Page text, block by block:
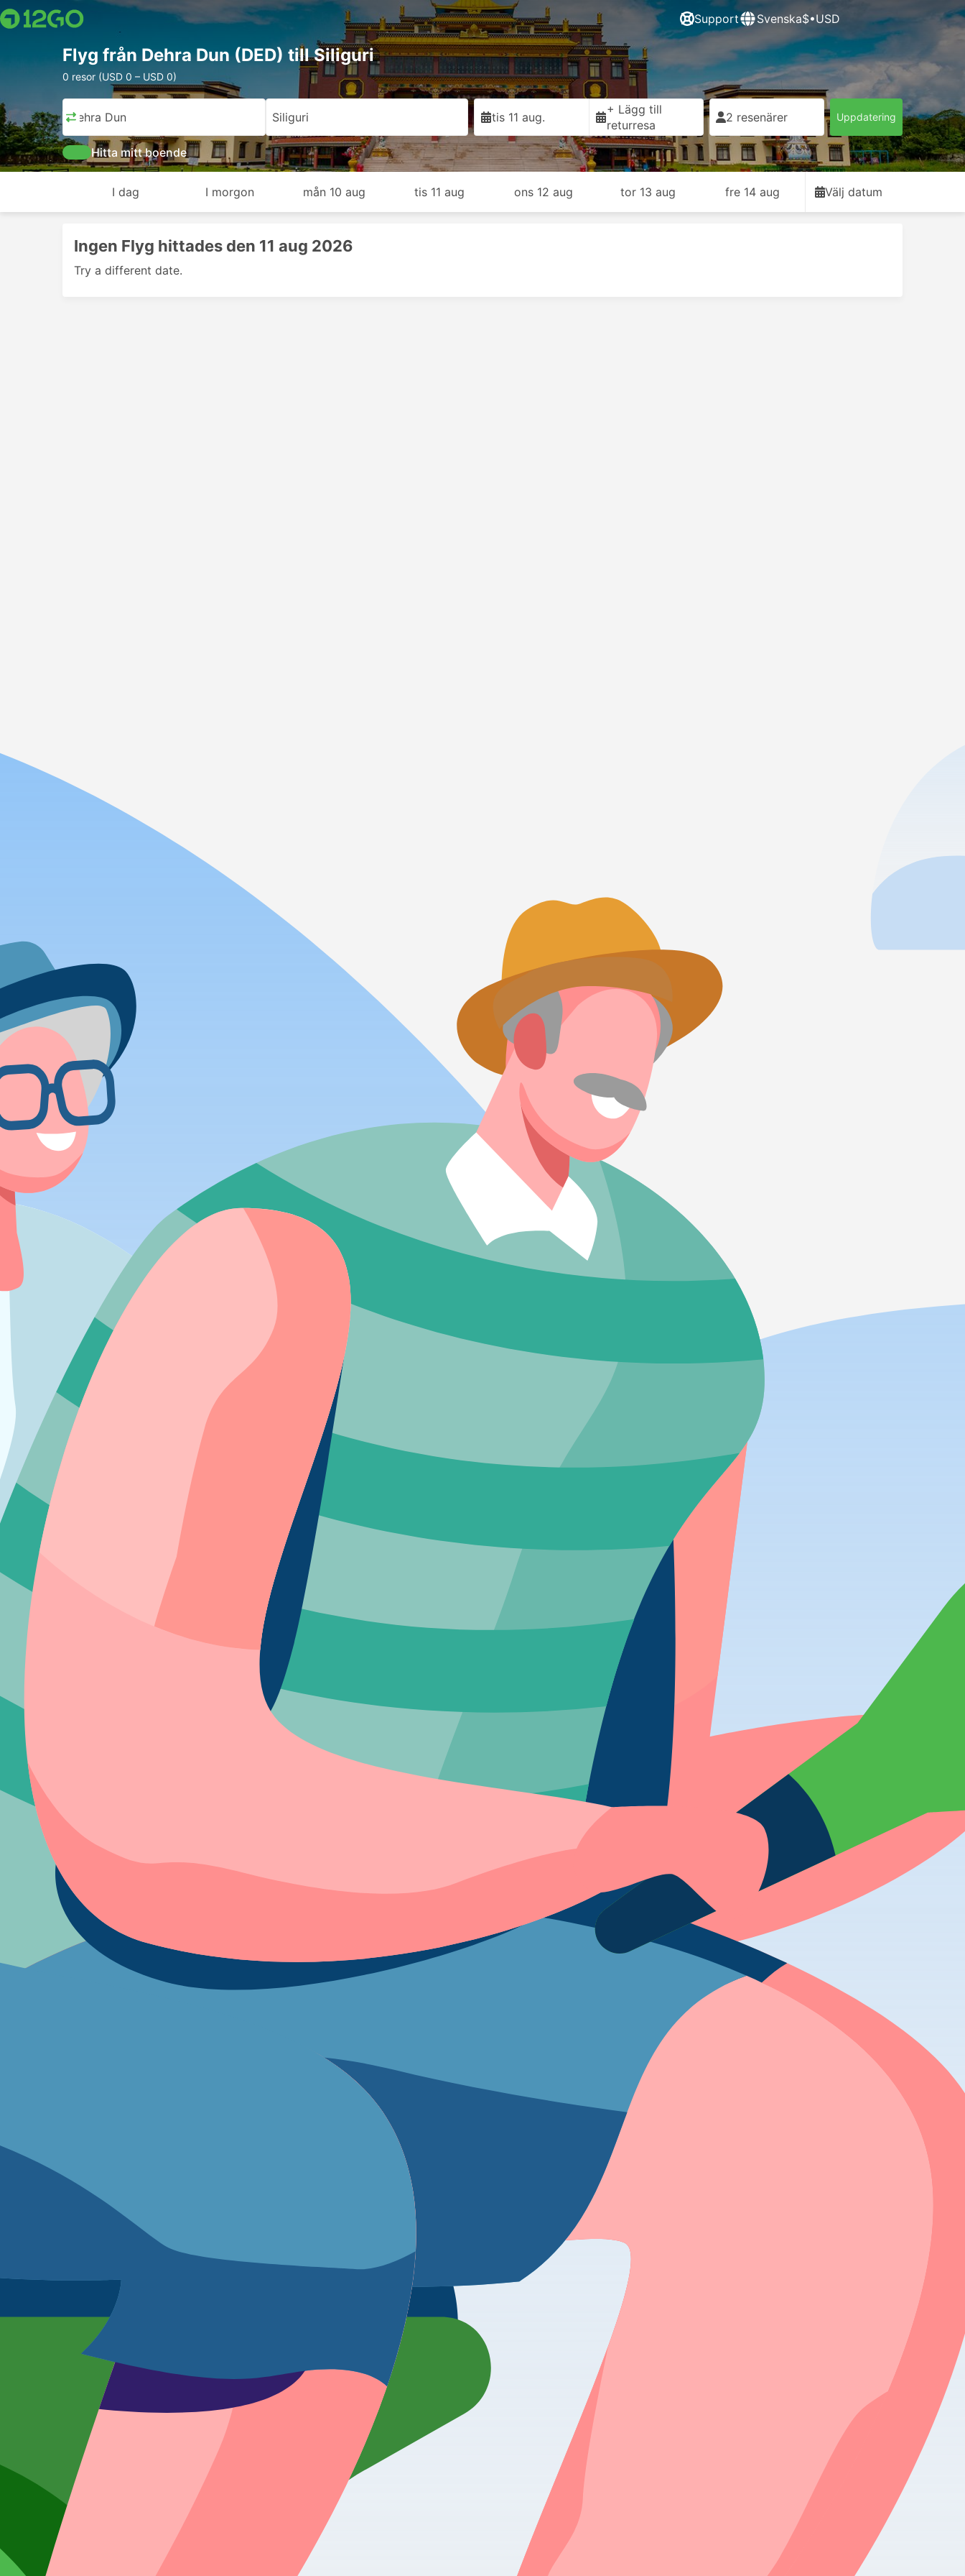
Support Svenska$•USD
Flyg från Dehra Dun (DED) till Siliguri
0 resor (USD 0 – USD 0)
Dehra Dun Siliguri tis 11 aug.
+ Lägg till
returresa
2 resenärer Uppdatering
Hitta mitt boende
I dag I morgon mån 10 aug tis 11 aug ons 12 aug tor 13 aug fre 14 aug Välj datum
Ingen Flyg hittades den 11 aug 2026
Try a different date.